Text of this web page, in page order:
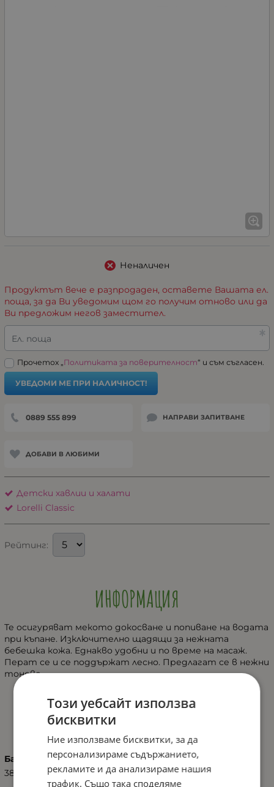
Неналичен
Продуктът вече е разпродаден, оставете Вашата ел.
поща, за да Ви уведомим щом го получим отново или да
Ви предложим негов заместител.
Ел. поща
Прочетох „Политиката за поверителност“ и съм съгласен.
УВЕДОМИ МЕ ПРИ НАЛИЧНОСТ!
0889 555 899 НАПРАВИ ЗАПИТВАНЕ
ДОБАВИ В ЛЮБИМИ
Детски хавлии и халати
Lorelli Classic
Рейтинг:
ИНФОРМАЦИЯ
Те осигуряват мекото докосване и попиване на водата
при къпане. Изключително щадящи за нежната
бебешка кожа. Еднакво удобни и по време на масаж.
Перат се и се поддържат лесно. Предлагат се в нежни
тонове.
ХАРАКТЕРИСТИКИ
Баркод (ISBN, UPC, др.)
3800151975625
Този уебсайт използва
бисквитки
Ние използваме бисквитки, за да
персонализираме съдържанието,
рекламите и да анализираме нашия
трафик. Също така споделяме